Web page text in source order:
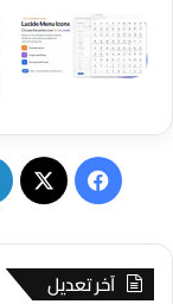
فيسبوك
‫X
آخر تعديل